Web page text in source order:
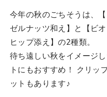
今年の秋のごちそうは、
ゼルナッツ和え】と【ビ
ヒップ添え】の2種類。
待ち遠しい秋をイメージ
トにもおすすめ！ クリッ
ットもあります♪